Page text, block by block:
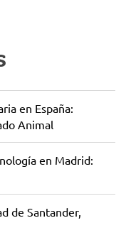
en España:
Animal
en Madrid:
de Santander,